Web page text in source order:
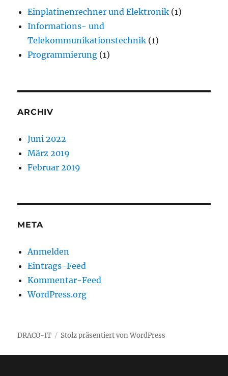
Einplatinenrechner und Elektronik (1)
Informations- und
Telekommunikationstechnik (1)
Programmierung (1)
ARCHIV
Juni 2022
März 2019
Februar 2019
META
Anmelden
Eintrags-Feed
Kommentar-Feed
WordPress.org
DRACO-IT Stolz präsentiert von WordPress